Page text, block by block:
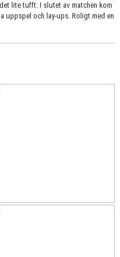
lite tufft. I slutet av matchen kom
uppspel och lay-ups. Roligt med en